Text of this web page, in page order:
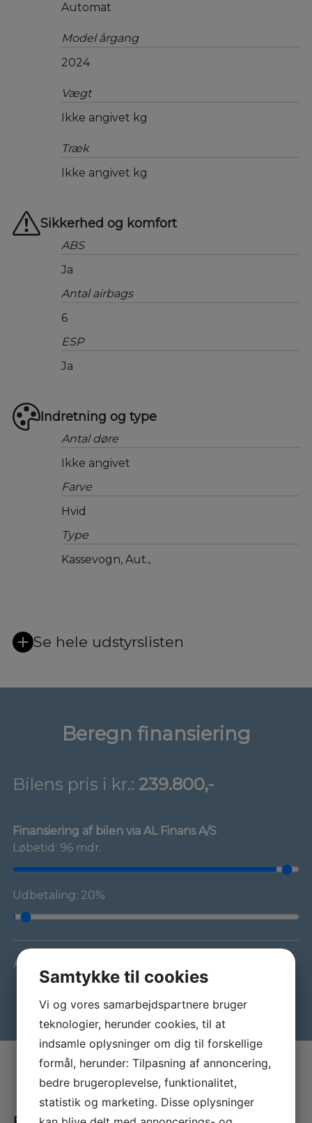
Automat
Model årgang
2024
Vægt
Ikke angivet kg
Træk
Ikke angivet kg
Sikkerhed og komfort
ABS
Ja
Antal airbags
6
ESP
Ja
Indretning og type
Antal døre
Ikke angivet
Farve
Hvid
Type
Kassevogn, Aut.,
Se hele udstyrslisten
Beregn finansiering
Bilens pris i kr.: 239.800,-
Finansiering af bilen via AL Finans A/S
Løbetid: 96 mdr.
Udbetaling: 20%
Forbehold for indtastnings- og beregningsfejl
Samtykke til cookies
Vi og vores samarbejdspartnere bruger
teknologier, herunder cookies, til at
indsamle oplysninger om dig til forskellige
formål, herunder: Tilpasning af annoncering,
bedre brugeroplevelse, funktionalitet,
statistik og marketing. Disse oplysninger